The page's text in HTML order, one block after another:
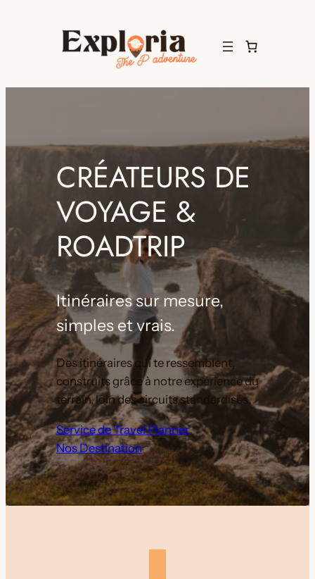
CRÉATEURS DE
VOYAGE &
ROADTRIP
Itinéraires sur mesure,
simples et vrais.
Des itinéraires qui te ressemblent,
construits grâce à notre expérience du
terrain, loin des circuits standardisés.
Service de Travel Planner
Nos Destination